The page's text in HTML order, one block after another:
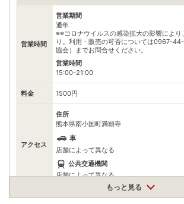
営業時間
営業期間
通年
※※コロナウイルスの感染拡大の影響により
り。利用・販売の可否については0967-
協会）までお問合せください。
営業時間
15:00-21:00
料金 1500円
アクセス
住所
熊本県南小国町満願寺
車
店舗によって異なる
公共交通機関
店舗によって異なる
駐車場 情報なし
もっと見る